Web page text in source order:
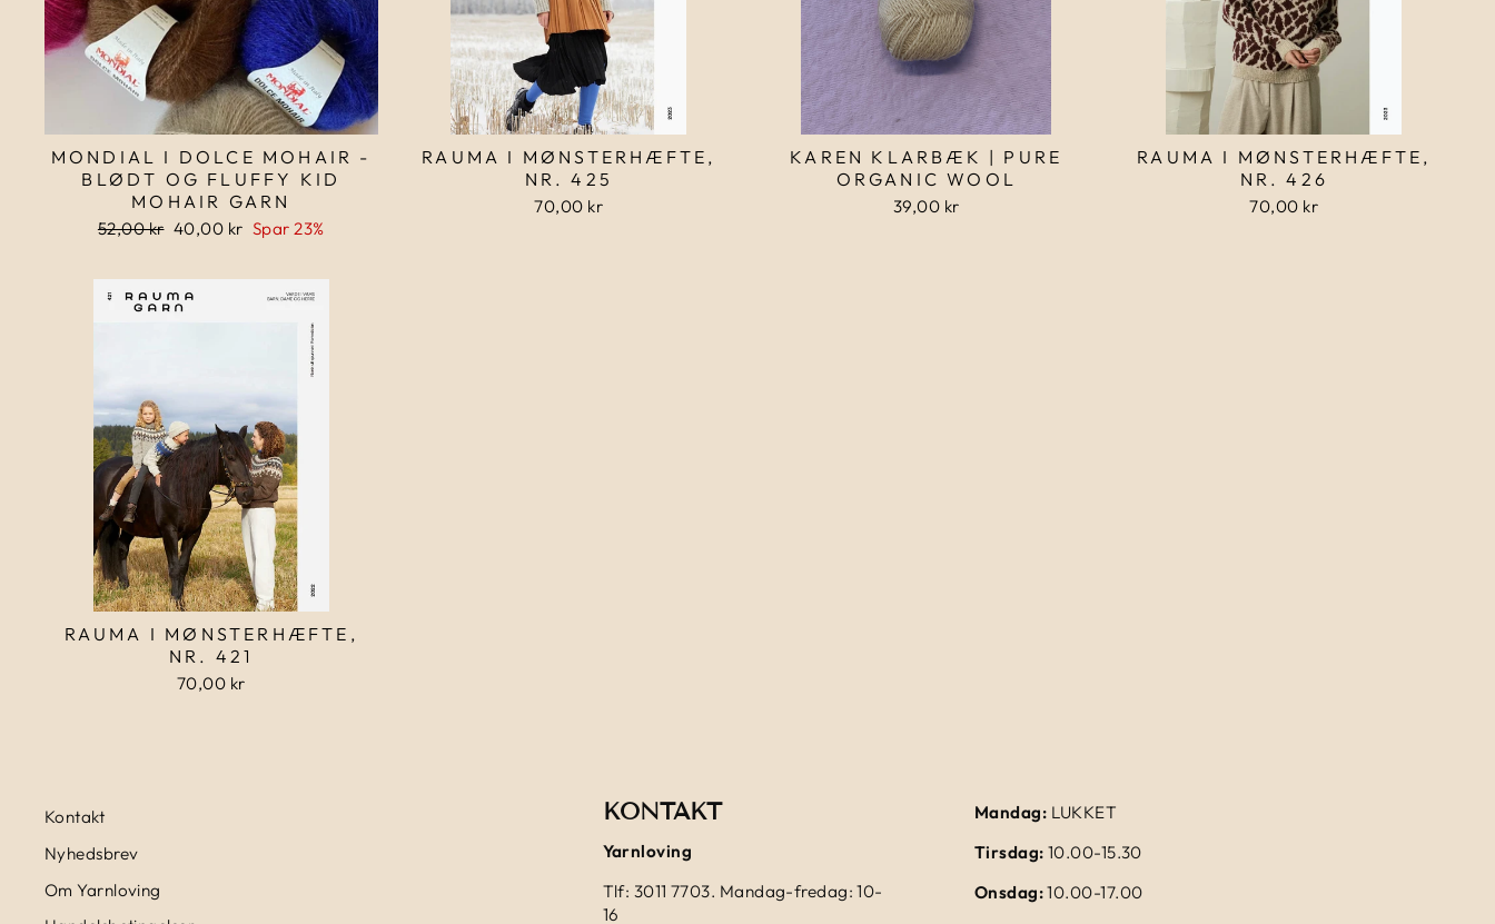
MONDIAL I DOLCE MOHAIR -
BLØDT OG FLUFFY KID
MOHAIR GARN
Normalpris
52,00 kr Udsalgspris
40,00 kr Spar 23%
RAUMA I MØNSTERHÆFTE,
NR. 425
70,00 kr
KAREN KLARBÆK | PURE
ORGANIC WOOL
39,00 kr
RAUMA I MØNSTERHÆFTE,
NR. 426
70,00 kr
RAUMA I MØNSTERHÆFTE,
NR. 421
70,00 kr
Kontakt
Nyhedsbrev
Om Yarnloving
KONTAKT
Yarnloving
Tlf: 3011 7703. Mandag-fredag: 10-
16
Mandag: LUKKET
Tirsdag: 10.00-15.30
Onsdag:10.00-17.00